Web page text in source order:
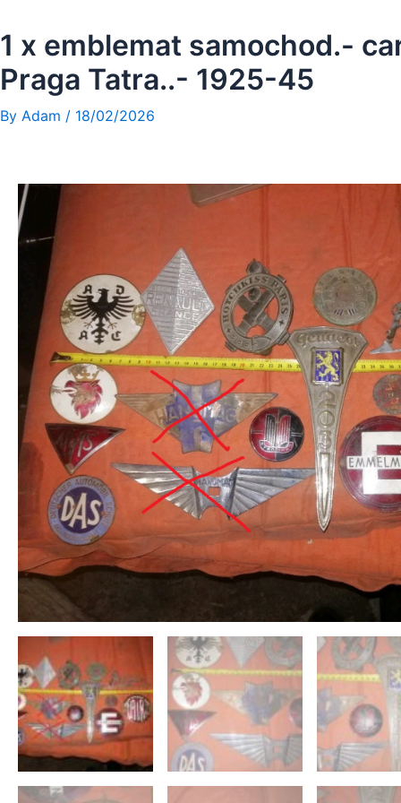
to
content
1 x emblemat samochod.-
Praga Tatra..- 1925-45
By Adam / 18/02/2026